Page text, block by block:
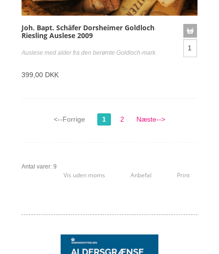
Joh. Bapt. Schäfer Dorsheimer Goldloch
Riesling Auslese 2009
Auslese med alder fra den berømte Goldloch-mark.
399,00 DKK
<--Forrige 1 2 Næste-->
Antal varer: 9
Vis uden moms Anbefal Print